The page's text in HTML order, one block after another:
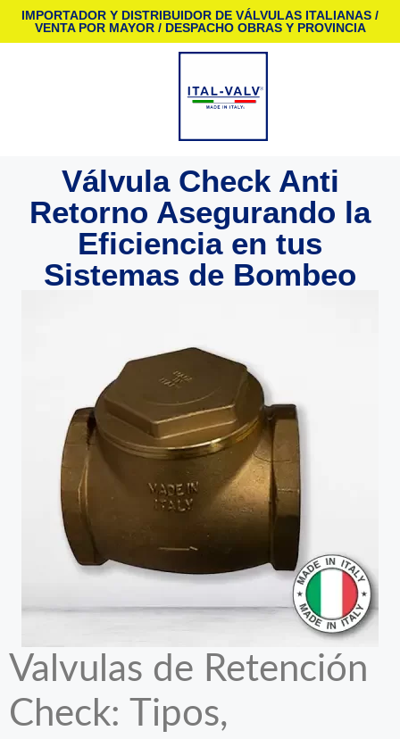
IMPORTADOR Y DISTRIBUIDOR DE VÁLVULAS ITALIANAS /
VENTA POR MAYOR / DESPACHO OBRAS Y PROVINCIA
Válvula Check Anti
Retorno Asegurando la
Eficiencia en tus
Sistemas de Bombeo
Valvulas de Retención
Check: Tipos,